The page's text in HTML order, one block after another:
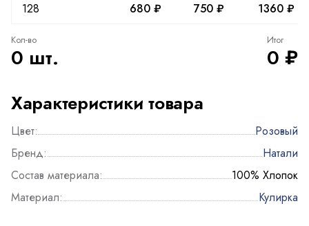
128
680 ₽ 750 ₽ 1360 ₽
Кол-во
0 шт.
Итог
0 ₽
Характеристики товара
Цвет:
Розовый
Бренд:
Натали
Состав материала:
100% Хлопок
Материал:
Кулирка